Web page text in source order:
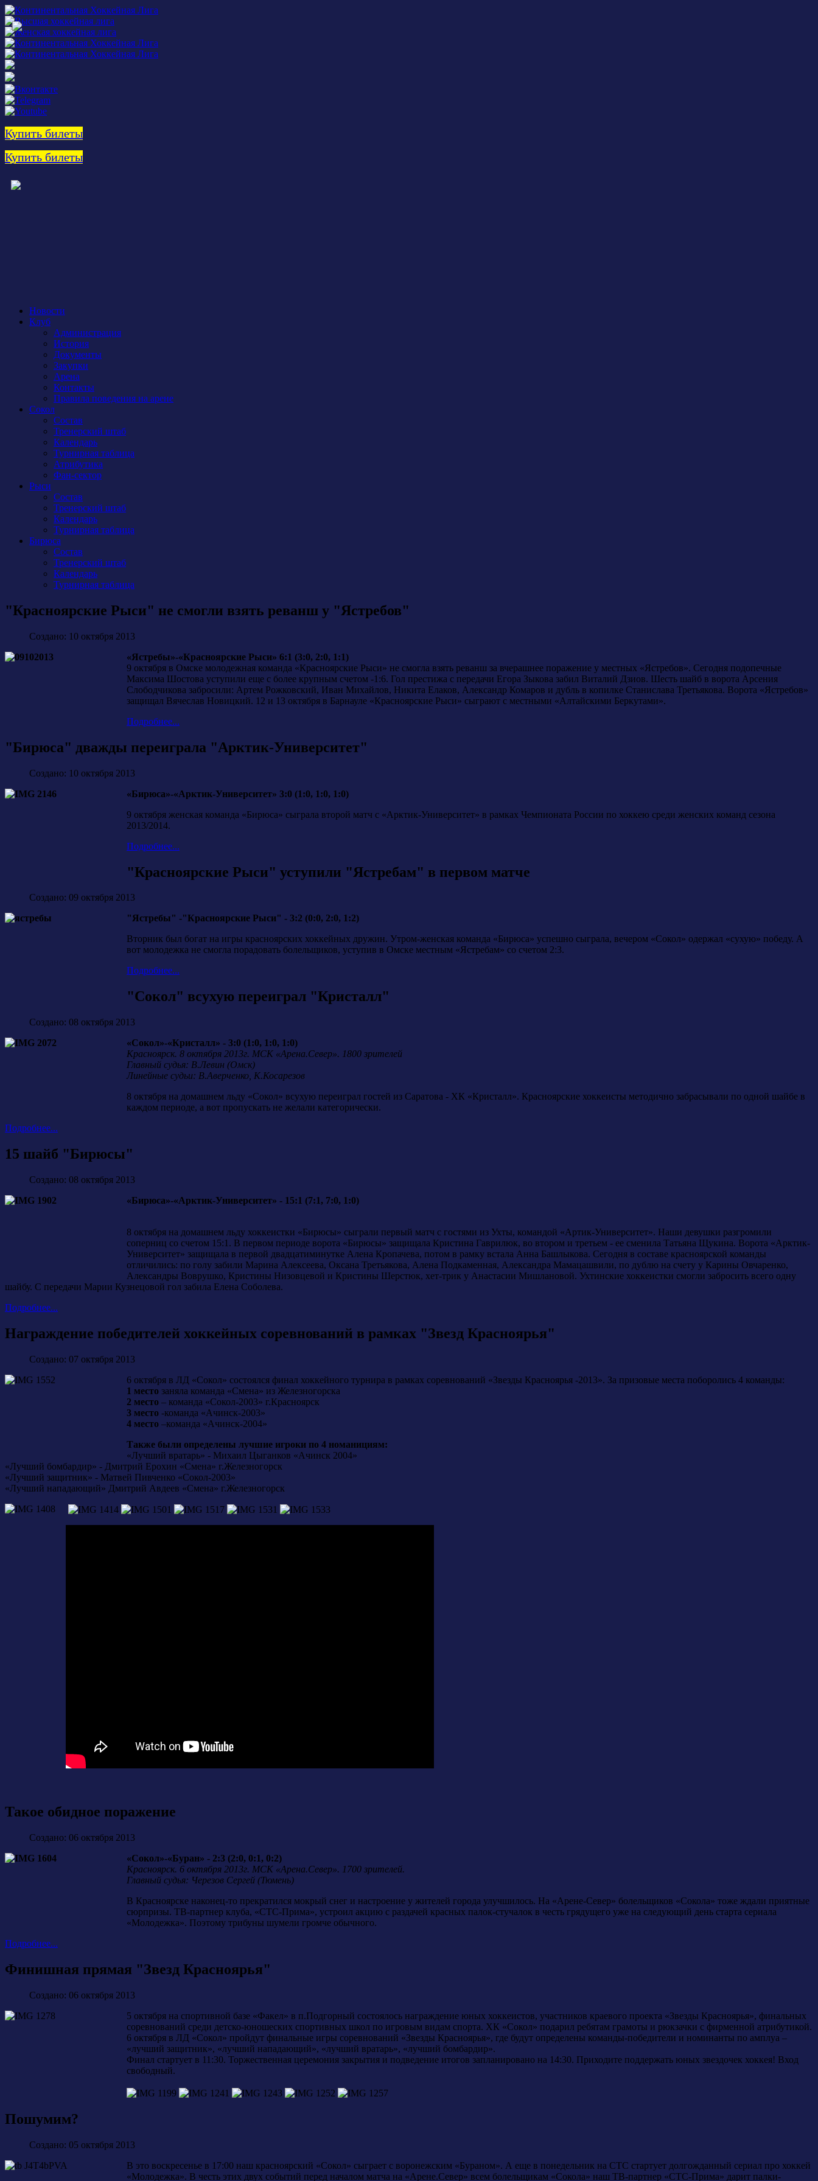
Купить билеты
Купить билеты
Новости
Клуб
Администрация
История
Документы
Закупки
Арена
Контакты
Правила поведения на арене
Сокол
Состав
Тренерский штаб
Календарь
Турнирная таблица
Атрибутика
Фан-сектор
Рыси
Состав
Тренерский штаб
Календарь
Турнирная таблица
Бирюса
Состав
Тренерский штаб
Календарь
Турнирная таблица
"Красноярские Рыси" не смогли взять реванш у "Ястребов"
Создано: 10 октября 2013
«Ястребы»-«Красноярские Рыси» 6:1 (3:0, 2:0, 1:1)
9 октября в Омске молодежная команда «Красноярские Рыси» не смогла взять реванш за вчерашнее поражение у местных «Ястребов». Сегодня подопечные
Максима Шостова уступили еще с более крупным счетом -1:6. Гол престижа с передачи Егора Зыкова забил Виталий Дзиов. Шесть шайб в ворота Арсения
Слободчикова забросили: Артем Рожковский, Иван Михайлов, Никита Елаков, Александр Комаров и дубль в копилке Станислава Третьякова. Ворота «Ястребов»
защищал Вячеслав Новицкий. 12 и 13 октября в Барнауле «Красноярские Рыси» сыграют с местными «Алтайскими Беркутами».
Подробнее...
"Бирюса" дважды переиграла "Арктик-Университет"
Создано: 10 октября 2013
«Бирюса»-«Арктик-Университет» 3:0 (1:0, 1:0, 1:0)
9 октября женская команда «Бирюса» сыграла второй матч с «Арктик-Университет» в рамках Чемпионата России по хоккею среди женских команд сезона
2013/2014.
Подробнее...
"Красноярские Рыси" уступили "Ястребам" в первом матче
Создано: 09 октября 2013
"Ястребы" -"Красноярские Рыси" - 3:2 (0:0, 2:0, 1:2)
Вторник был богат на игры красноярских хоккейных дружин. Утром-женская команда «Бирюса» успешно сыграла, вечером «Сокол» одержал «сухую» победу. А
вот молодежка не смогла порадовать болельщиков, уступив в Омске местным «Ястребам» со счетом 2:3.
Подробнее...
"Сокол" всухую переиграл "Кристалл"
Создано: 08 октября 2013
«Сокол»-«Кристалл» - 3:0 (1:0, 1:0, 1:0)
Красноярск. 8 октября 2013г. МСК «Арена.Север». 1800 зрителей
Главный судья: В.Левин (Омск)
Линейные судьи: В.Аверченко, К.Косарезов
8 октября на домашнем льду «Сокол» всухую переиграл гостей из Саратова - ХК «Кристалл». Красноярские хоккеисты методично забрасывали по одной шайбе в
каждом периоде, а вот пропускать не желали категорически.
Подробнее...
15 шайб "Бирюсы"
Создано: 08 октября 2013
«Бирюса»-«Арктик-Университет» - 15:1 (7:1, 7:0, 1:0)
8 октября на домашнем льду хоккеистки «Бирюсы» сыграли первый матч с гостями из Ухты, командой «Артик-Университет». Наши девушки разгромили
соперниц со счетом 15:1. В первом периоде ворота «Бирюсы» защищала Кристина Гаврилюк, во втором и третьем - ее сменила Татьяна Щукина. Ворота «Арктик-
Университет» защищала в первой двадцатиминутке Алена Кропачева, потом в рамку встала Анна Башлыкова. Сегодня в составе красноярской команды
отличились: по голу забили Марина Алексеева, Оксана Третьякова, Алена Подкаменная, Александра Мамацашвили, по дублю на счету у Карины Овчаренко,
Александры Воврушко, Кристины Низовцевой и Кристины Шерстюк, хет-трик у Анастасии Мишлановой. Ухтинские хоккеистки смогли забросить всего одну
шайбу. С передачи Марии Кузнецовой гол забила Елена Соболева.
Подробнее...
Награждение победителей хоккейных соревнований в рамках "Звезд Красноярья"
Создано: 07 октября 2013
6 октября в ЛД «Сокол» состоялся финал хоккейного турнира в рамках соревнований «Звезды Красноярья -2013». За призовые места поборолись 4 команды:
1 место заняла команда «Смена» из Железногорска
2 место – команда «Сокол-2003» г.Красноярск
3 место -команда «Ачинск-2003»
4 место –команда «Ачинск-2004»
Также были определены лучшие игроки по 4 номанициям:
«Лучший вратарь» - Михаил Цыганков «Ачинск 2004»
«Лучший бомбардир» - Дмитрий Ерохин «Смена» г.Железногорск
«Лучший защитник» - Матвей Пивченко «Сокол-2003»
«Лучший нападающий» Дмитрий Авдеев «Смена» г.Железногорск
Такое обидное поражение
Создано: 06 октября 2013
«Сокол»-«Буран» - 2:3 (2:0, 0:1, 0:2)
Красноярск. 6 октября 2013г. МСК «Арена.Север». 1700 зрителей.
Главный судья: Черезов Сергей (Тюмень)
В Красноярске наконец-то прекратился мокрый снег и настроение у жителей города улучшилось. На «Арене-Север» болельщиков «Сокола» тоже ждали приятные
сюрпризы. ТВ-партнер клуба, «СТС-Прима», устроил акцию с раздачей красных палок-стучалок в честь грядущего уже на следующий день старта сериала
«Молодежка». Поэтому трибуны шумели громче обычного.
Подробнее...
Финишная прямая "Звезд Красноярья"
Создано: 06 октября 2013
5 октября на спортивной базе «Факел» в п.Подгорный состоялось награждение юных хоккеистов, участников краевого проекта «Звезды Красноярья», финальных
соревнований среди детско-юношеских спортивных школ по игровым видам спорта. ХК «Сокол» подарил ребятам грамоты и рюкзачки с фирменной атрибутикой.
6 октября в ЛД «Сокол» пройдут финальные игры соревнований «Звезды Красноярья», где будут определены команды-победители и номинанты по амплуа –
«лучший защитник», «лучший нападающий», «лучший вратарь», «лучший бомбардир».
Финал стартует в 11:30. Торжественная церемония закрытия и подведение итогов запланировано на 14:30. Приходите поддержать юных звездочек хоккея! Вход
свободный.
Пошумим?
Создано: 05 октября 2013
В это воскресенье в 17:00 наш красноярский «Сокол» сыграет с воронежским «Бураном». А еще в понедельник на СТС стартует долгожданный сериал про хоккей
«Молодежка». В честь этих двух событий перед началом матча на «Арене.Север» всем болельщикам «Сокола» наш ТВ-партнер «СТС-Прима» дарит палки-